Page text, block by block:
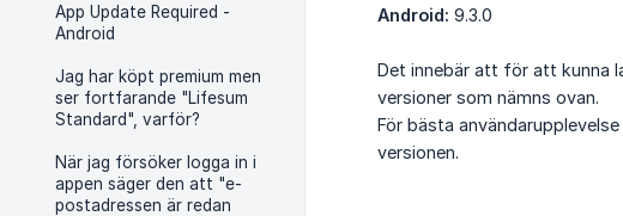
App Update Required -
Android
Jag har köpt premium men
ser fortfarande "Lifesum
Standard", varför?
När jag försöker logga in i
appen säger den att "e-
postadressen är redan
Android: 9.3.0
Det innebär att för att kunna
versioner som nämns ovan.
För bästa
versionen.